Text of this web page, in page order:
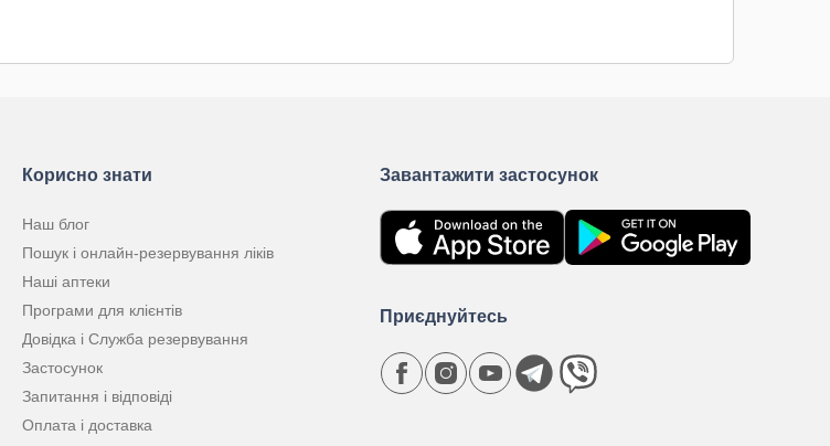
Корисно знати
Наш блог
Пошук і онлайн-резервування ліків
Наші аптеки
Програми для клієнтів
Довідка і Служба резервування
Застосунок
Запитання і відповіді
Оплата і доставка
Завантажити застосунок
Приєднуйтесь